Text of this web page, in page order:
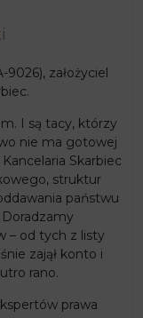
założyciel
I są tacy, którzy
nie ma gotowej
Skarbiec
struktur
państwu
– od tych z listy
zajął konto i
rano.
prawa